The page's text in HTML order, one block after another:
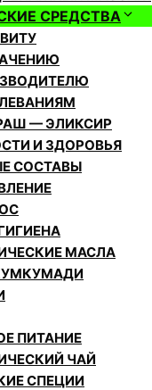
СРЕДСТВА
— ЭЛИКСИР
И ЗДОРОВЬЯ
СОСТАВЫ
МАСЛА
ПИТАНИЕ
ЧАЙ
СПЕЦИИ